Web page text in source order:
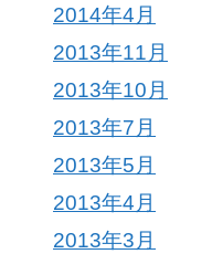
2014年4月
2013年11月
2013年10月
2013年7月
2013年5月
2013年4月
2013年3月